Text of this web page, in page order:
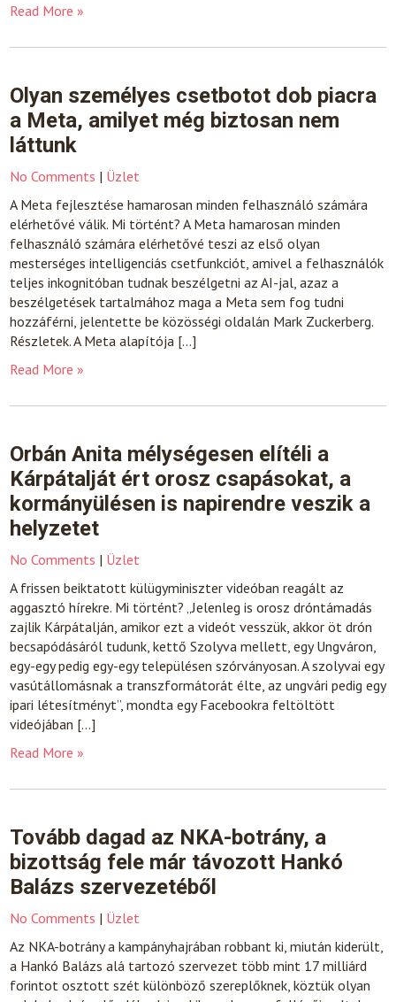
Read More »
Olyan személyes csetbotot dob piacra
a Meta, amilyet még biztosan nem
láttunk
No Comments | Üzlet
A Meta fejlesztése hamarosan minden felhasználó számára
elérhetővé válik. Mi történt? A Meta hamarosan minden
felhasználó számára elérhetővé teszi az első olyan
mesterséges intelligenciás csetfunkciót, amivel a felhasználók
teljes inkognitóban tudnak beszélgetni az AI-jal, azaz a
beszélgetések tartalmához maga a Meta sem fog tudni
hozzáférni, jelentette be közösségi oldalán Mark Zuckerberg.
Részletek. A Meta alapítója […]
Read More »
Orbán Anita mélységesen elítéli a
Kárpátalját ért orosz csapásokat, a
kormányülésen is napirendre veszik a
helyzetet
No Comments | Üzlet
A frissen beiktatott külügyminiszter videóban reagált az
aggasztó hírekre. Mi történt? „Jelenleg is orosz dróntámadás
zajlik Kárpátalján, amikor ezt a videót vesszük, akkor öt drón
becsapódásáról tudunk, kettő Szolyva mellett, egy Ungváron,
egy-egy pedig egy-egy településen szórványosan. A szolyvai egy
vasútállomásnak a transzformátorát élte, az ungvári pedig egy
ipari létesítményt”, mondta egy Facebookra feltöltött
videójában […]
Read More »
Tovább dagad az NKA-botrány, a
bizottság fele már távozott Hankó
Balázs szervezetéből
No Comments | Üzlet
Az NKA-botrány a kampányhajrában robbant ki, miután kiderült,
a Hankó Balázs alá tartozó szervezet több mint 17 milliárd
forintot osztott szét különböző szereplőknek, köztük olyan